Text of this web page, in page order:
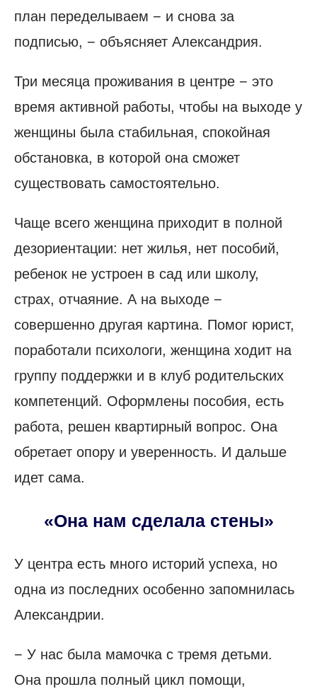
план переделываем − и снова за
подписью, − объясняет Александрия.
Три месяца проживания в центре − это
время активной работы, чтобы на выходе у
женщины была стабильная, спокойная
обстановка, в которой она сможет
существовать самостоятельно.
Чаще всего женщина приходит в полной
дезориентации: нет жилья, нет пособий,
ребенок не устроен в сад или школу,
страх, отчаяние. А на выходе −
совершенно другая картина. Помог юрист,
поработали психологи, женщина ходит на
группу поддержки и в клуб родительских
компетенций. Оформлены пособия, есть
работа, решен квартирный вопрос. Она
обретает опору и уверенность. И дальше
идет сама.
«Она нам сделала стены»
У центра есть много историй успеха, но
одна из последних особенно запомнилась
Александрии.
− У нас была мамочка с тремя детьми.
Она прошла полный цикл помощи,